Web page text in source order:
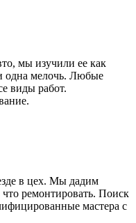
мы изучили ее как
одна мелочь. Любые
виды работ.
в цех. Мы дадим
ремонтировать. Поиск
мастера с